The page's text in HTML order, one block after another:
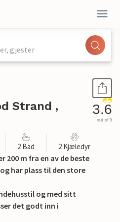
gjester
Strand ,
3.6
out of 5
2 Bad 2 Kjæledyr
200 m fra en av de beste
har plass til den store
og med sitt
det godt inn i